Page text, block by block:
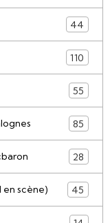
44
110
55
85
28
en scène) 45